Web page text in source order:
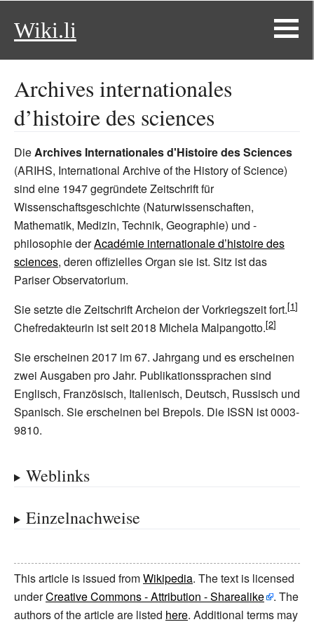
Wiki.li
Archives internationales
d’histoire des sciences
DieArchives Internationales d'Histoire des Sciences
(ARIHS, International Archive of the History of Science)
sind eine 1947 gegründete Zeitschrift für
Wissenschaftsgeschichte (Naturwissenschaften,
Mathematik, Medizin, Technik, Geographie) und -
philosophie derAcadémie internationale d’histoire des
sciences, deren offizielles Organ sie ist. Sitz ist das
Pariser Observatorium.
Sie setzte die Zeitschrift Archeion der Vorkriegszeit fort.
Chefredakteurin ist seit 2018 Michela Malpangotto.
Sie erscheinen 2017 im 67. Jahrgang und es erscheinen
zwei Ausgaben pro Jahr. Publikationssprachen sind
Englisch, Französisch, Italienisch, Deutsch, Russisch und
Spanisch. Sie erscheinen bei Brepols. Die ISSN ist 0003-
9810.
Weblinks
Einzelnachweise
This article is issued fromWikipedia. The text is licensed
underCreative Commons - Attribution - Sharealike
. The
authors of the article are listed here. Additional terms may